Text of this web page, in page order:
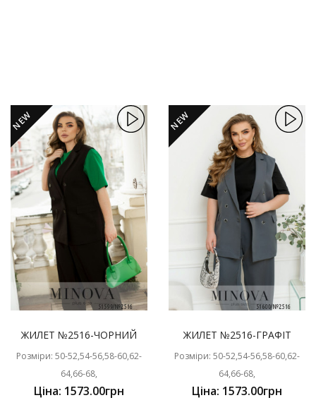
NEW
ЖИЛЕТ №2516-ЧОРНИЙ
Розміри: 50-52,54-56,58-60,62-
64,66-68,
Ціна: 1573.00грн
NEW
ЖИЛЕТ №2516-ГРАФІТ
Розміри: 50-52,54-56,58-60,62-
64,66-68,
Ціна: 1573.00грн